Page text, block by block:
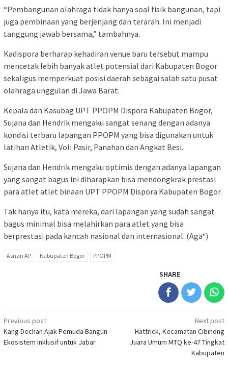
“Pembangunan olahraga tidak hanya soal fisik bangunan, tapi
juga pembinaan yang berjenjang dan terarah. Ini menjadi
tanggung jawab bersama,” tambahnya.
Kadispora berharap kehadiran venue baru tersebut mampu
mencetak lebih banyak atlet potensial dari Kabupaten Bogor
sekaligus memperkuat posisi daerah sebagai salah satu pusat
olahraga unggulan di Jawa Barat.
Kepala dan Kasubag UPT PPOPM Dispora Kabupaten Bogor,
Sujana dan Hendrik mengaku sangat senang dengan adanya
kondisi terbaru lapangan PPOPM yang bisa digunakan untuk
latihan Atletik, Voli Pasir, Panahan dan Angkat Besi.
Sujana dan Hendrik mengaku optimis dengan adanya lapangan
yang sangat bagus ini diharapkan bisa mendongkrak prestasi
para atlet atlet binaan UPT PPOPM Dispora Kabupaten Bogor.
Tak hanya itu, kata mereka, dari lapangan yang sudah sangat
bagus minimal bisa melahirkan para atlet yang bisa
berprestasi pada kancah nasional dan internasional. (Aga*)
Asnan AP Kabupaten Bogor PPOPM
SHARE
Post
navigation
Previous post
Kang Dechan Ajak Pemuda Bangun
Ekosistem Inklusif untuk Jabar
Next post
Hattrick, Kecamatan Cibinong
Juara Umum MTQ ke-47 Tingkat
Kabupaten